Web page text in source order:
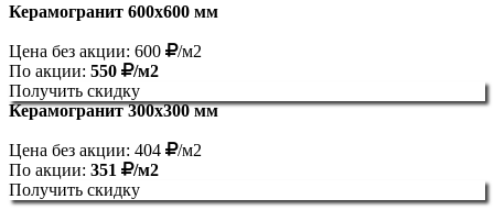
Керамогранит 600х600 мм
Цена без акции: 600
/м2
По акции: 550
/м2
Получить скидку
Керамогранит 300х300 мм
Цена без акции: 404
/м2
По акции: 351
/м2
Получить скидку